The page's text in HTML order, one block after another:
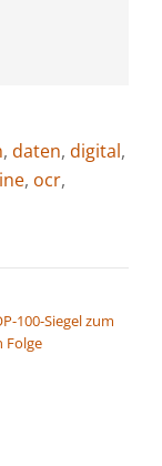
, daten, digital,
, ocr,
100-Siegel zum
Folge